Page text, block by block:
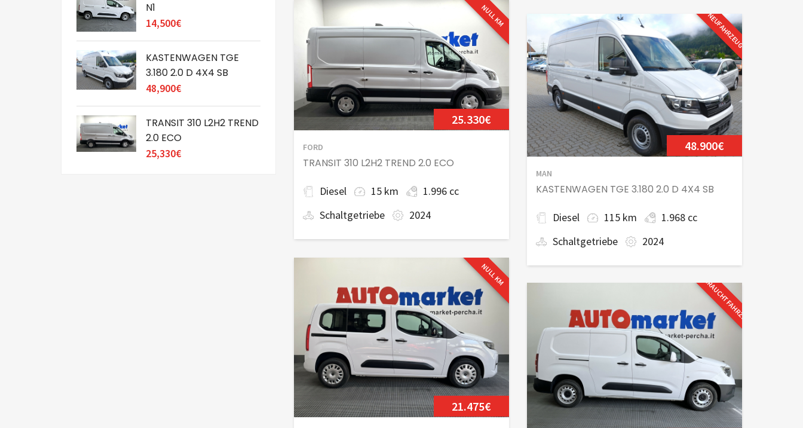
NULL KM
25.330€
FORD
TRANSIT 310 L2H2 TREND 2.0 ECO
Diesel 15 km
1.996 cc
Schaltgetriebe
2024
NEUFAHRZEUG
48.900€
MAN
KASTENWAGEN TGE 3.180 2.0 D 4X4 SB
Diesel 115 km
1.968 cc
Schaltgetriebe
2024
NULL KM
21.475€
GEBRAUCHTFAHRZEUG
N1
14,500€
KASTENWAGEN TGE
3.180 2.0 D 4X4 SB
48,900€
TRANSIT 310 L2H2 TREND
2.0 ECO
25,330€